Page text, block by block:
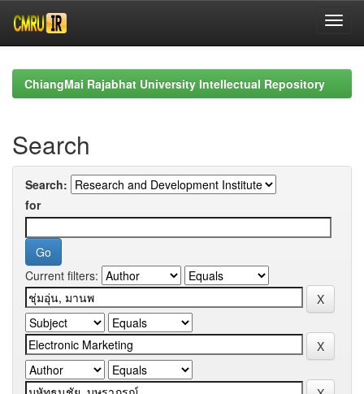
navigationChiangMai Rajabhat University Intellectual Repository
Search
Search:
for
Current filters: